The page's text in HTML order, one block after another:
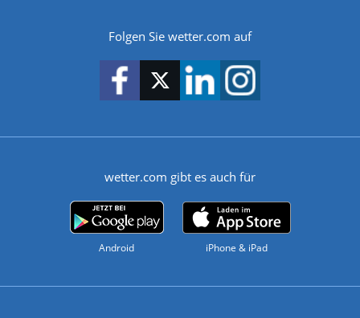
Folgen Sie wetter.com auf
wetter.com gibt es auch für
Android iPhone & iPad